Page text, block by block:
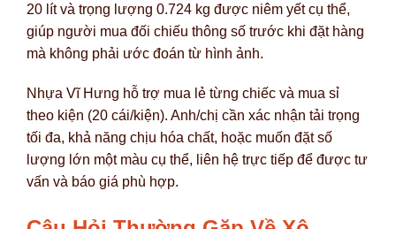
20 lít và trọng lượng 0.724 kg được niêm yết cụ thể,
giúp người mua đối chiếu thông số trước khi đặt hàng
mà không phải ước đoán từ hình ảnh.
Nhựa Vĩ Hưng hỗ trợ mua lẻ từng chiếc và mua sỉ
theo kiện (20 cái/kiện). Anh/chị cần xác nhận tải trọng
tối đa, khả năng chịu hóa chất, hoặc muốn đặt số
lượng lớn một màu cụ thể, liên hệ trực tiếp để được tư
vấn và báo giá phù hợp.